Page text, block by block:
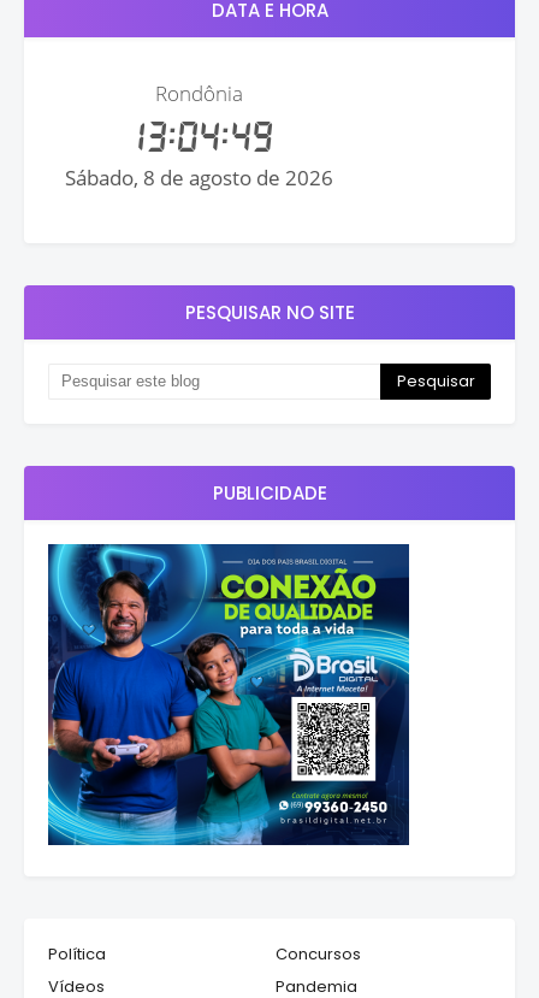
DATA E HORA
PESQUISAR NO SITE
PUBLICIDADE
Política
Concursos
Vídeos
Pandemia